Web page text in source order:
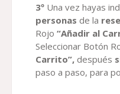
3º Una vez hayas
personas de la
Rojo “Añadir al
Seleccionar Botón
Carrito”, después
paso a paso, para